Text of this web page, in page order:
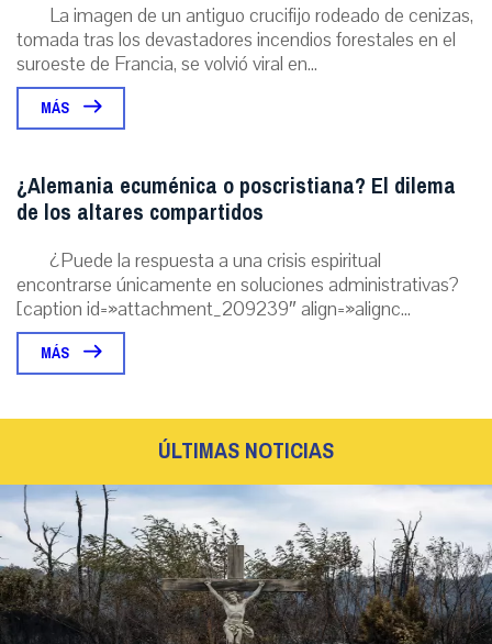
La imagen de un antiguo crucifijo rodeado de cenizas,
tomada tras los devastadores incendios forestales en el
suroeste de Francia, se volvió viral en...
MÁS
¿Alemania ecuménica o poscristiana? El dilema
de los altares compartidos
¿Puede la respuesta a una crisis espiritual
encontrarse únicamente en soluciones administrativas?
[caption id=»attachment_209239″ align=»alignc...
MÁS
ÚLTIMAS NOTICIAS